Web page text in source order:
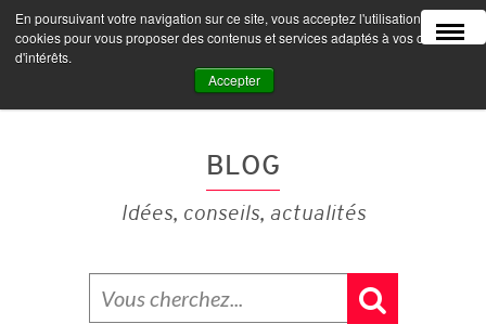
En poursuivant votre navigation sur ce site, vous acceptez l'utilisation de
cookies pour vous proposer des contenus et services adaptés à vos centres
d'intérêts.
Accepter
MENU
BLOG
Idées, conseils, actualités